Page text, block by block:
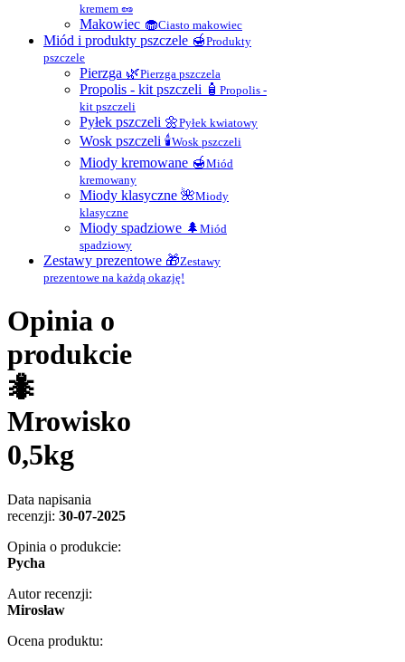
kremem 🥜
Makowiec 🧁Ciasto makowiec
Miód i produkty pszczele 🍯Produkty
pszczele
Pierzga 🌿Pierzga pszczela
Propolis - kit pszczeli 🧴 Propolis -
kit pszczeli
Pyłek pszczeli 🌼Pyłek kwiatowy
Wosk pszczeli 🕯Wosk pszczeli
Miody kremowane 🍯Miód
kremowany
Miody klasyczne 🌺Miody
klasyczne
Miody spadziowe 🌲 Miód
spadziowy
Zestawy prezentowe 🎁Zestawy
prezentowe na każdą okazję!
Opinia o
produkcie
🐜
Mrowisko
0,5kg
Data napisania
recenzji: 30-07-2025
Opinia o produkcie:
Pycha
Autor recenzji:
Mirosław
Ocena produktu: